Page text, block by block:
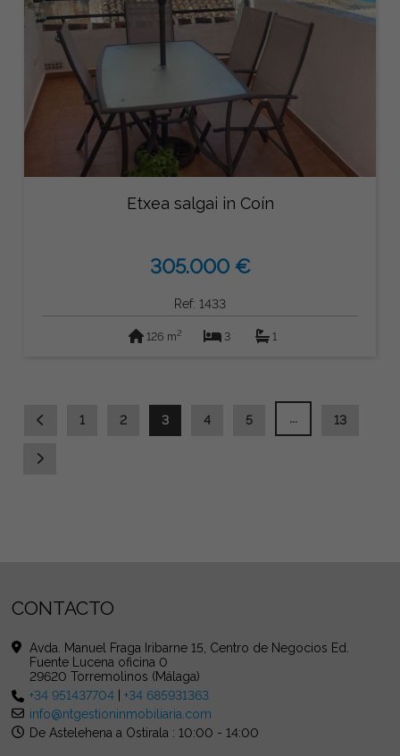
Etxea salgai in Coín
305.000 €
Ref: 1433
126 m2 3 1
1 2 3 4 5 ... 13
CONTACTO
Avda. Manuel Fraga Iribarne 15, Centro de Negocios Ed.
Fuente Lucena oficina 0
29620 Torremolinos (Málaga)
+34 951437704 |+34 685931363
info@ntgestioninmobiliaria.com
De Astelehena a Ostirala : 10:00 - 14:00